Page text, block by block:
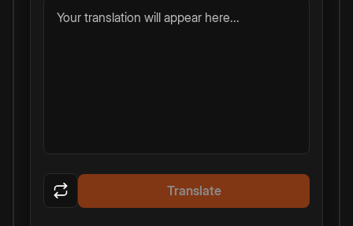
Your translation will appear here...
Translate